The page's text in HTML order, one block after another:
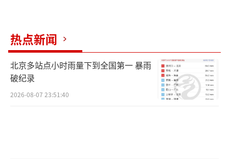
热点新闻
北京多站点小时雨量下到全国第一 暴雨
破纪录
2026-08-07 23:51:40